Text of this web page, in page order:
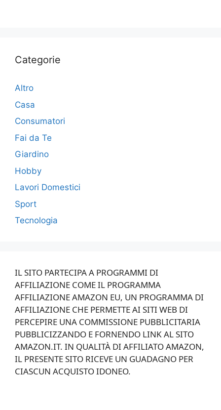
Categorie
Altro
Casa
Consumatori
Fai da Te
Giardino
Hobby
Lavori Domestici
Sport
Tecnologia
IL SITO PARTECIPA A PROGRAMMI DI
AFFILIAZIONE COME IL PROGRAMMA
AFFILIAZIONE AMAZON EU, UN PROGRAMMA DI
AFFILIAZIONE CHE PERMETTE AI SITI WEB DI
PERCEPIRE UNA COMMISSIONE PUBBLICITARIA
PUBBLICIZZANDO E FORNENDO LINK AL SITO
AMAZON.IT. IN QUALITÀ DI AFFILIATO AMAZON,
IL PRESENTE SITO RICEVE UN GUADAGNO PER
CIASCUN ACQUISTO IDONEO.